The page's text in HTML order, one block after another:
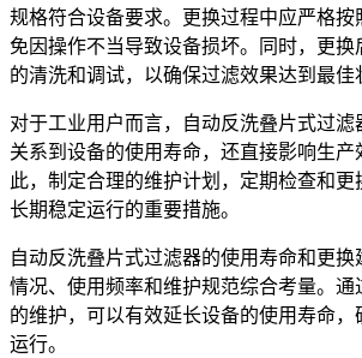
规格符合设备要求。更换过程中应严格按
免因操作不当导致设备损坏。同时，更换
的清洗和调试，以确保过滤效果达到最佳
对于工业用户而言，自动反洗叠片式过滤
关系到设备的使用寿命，还直接影响生产
此，制定合理的维护计划，定期检查和
长期稳定运行的重要措施。
自动反洗叠片式过滤器的使用寿命和更
情况、使用频率和维护规范综合考量。通
的维护，可以有效延长设备的使用寿命
运行。